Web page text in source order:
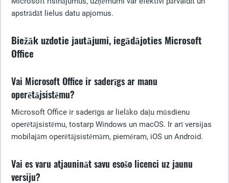
apstrādāt lielus datu apjomus.
Biežāk uzdotie jautājumi, iegādājoties Microsoft
Office
Vai Microsoft Office ir saderīgs ar manu
operētājsistēmu?
Microsoft Office ir saderīgs ar lielāko daļu mūsdienu
operētājsistēmu, tostarp Windows un macOS. Ir arī versijas
mobilajām operētājsistēmām, piemēram, iOS un Android.
Vai es varu atjaunināt savu esošo licenci uz jaunu
versiju?